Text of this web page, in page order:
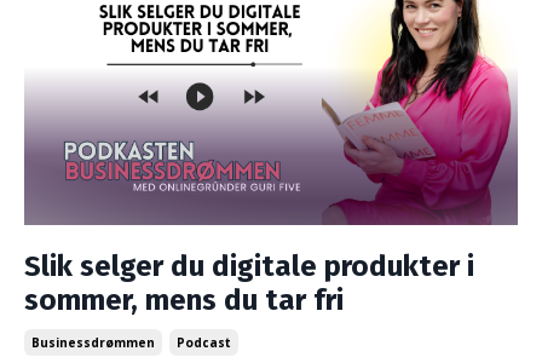
Slik selger du digitale produkter i
sommer, mens du tar fri
Businessdrømmen Podcast